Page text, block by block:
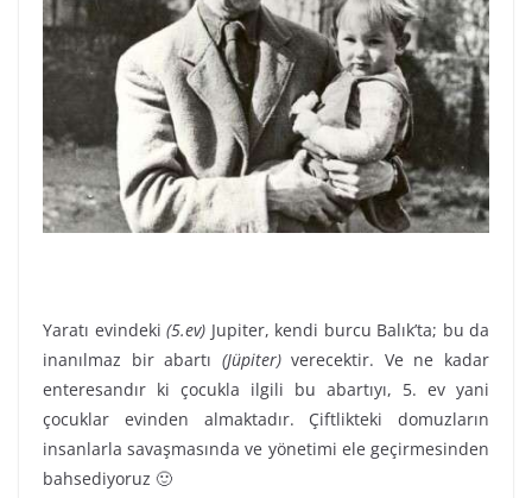
Yaratı evindeki (5.ev) Jupiter, kendi burcu Balık’ta; bu da
inanılmaz bir abartı (Jüpiter)verecektir. Ve ne kadar
enteresandır ki çocukla ilgili bu abartıyı, 5. ev yani
çocuklar evinden almaktadır. Çiftlikteki domuzların
insanlarla savaşmasında ve yönetimi ele geçirmesinden
bahsediyoruz 🙂